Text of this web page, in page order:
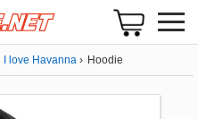
I love Havanna Hoodie